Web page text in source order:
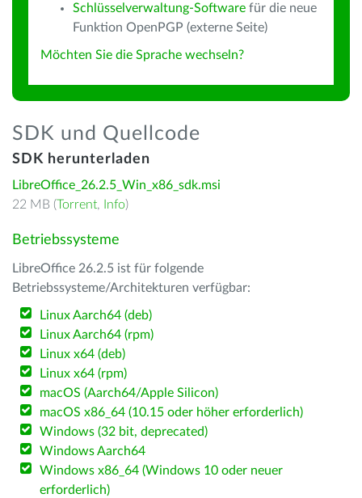
Schlüsselverwaltung-Software für die neue
Funktion OpenPGP (externe Seite)
Möchten Sie die Sprache wechseln?
SDK und Quellcode
SDK herunterladen
LibreOffice_26.2.5_Win_x86_sdk.msi
22 MB (Torrent, Info)
Betriebssysteme
LibreOffice 26.2.5 ist für folgende
Betriebssysteme/Architekturen verfügbar:
Linux Aarch64 (deb)
Linux Aarch64 (rpm)
Linux x64 (deb)
Linux x64 (rpm)
macOS (Aarch64/Apple Silicon)
macOS x86_64 (10.15 oder höher erforderlich)
Windows (32 bit, deprecated)
Windows Aarch64
Windows x86_64 (Windows 10 oder neuer
erforderlich)